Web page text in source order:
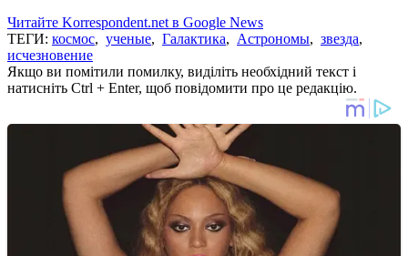
Читайте Korrespondent.net в Google News
ТЕГИ: космос, ученые, Галактика, Астрономы, звезда,
исчезновение
Якщо ви помітили помилку, виділіть необхідний текст і
натисніть Ctrl + Enter, щоб повідомити про це редакцію.